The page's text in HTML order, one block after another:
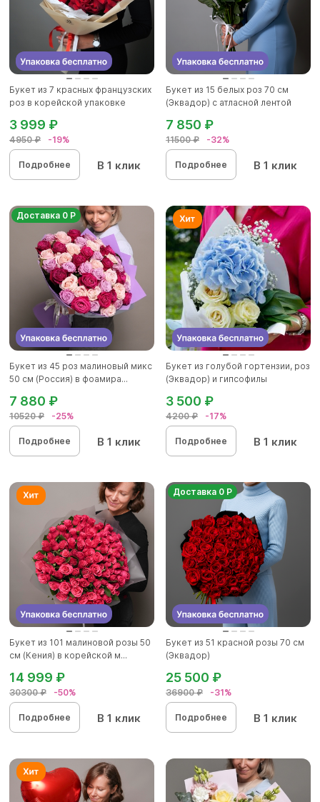
Букет из 7 красных французских
роз в корейской упаковке
4950 ₽ -19%
3 999 ₽
Подробнее В 1 клик
Букет из 15 белых роз 70 см
(Эквадор) с атласной лентой
11500 ₽ -32%
7 850 ₽
Подробнее В 1 клик
Доставка 0 Р
Букет из 45 роз малиновый микс
50 см (Россия) в фоамира...
10520 ₽ -25%
7 880 ₽
Подробнее В 1 клик
Букет из голубой гортензии, роз
(Эквадор) и гипсофилы
4200 ₽ -17%
3 500 ₽
Подробнее В 1 клик
Букет из 101 малиновой розы 50
см (Кения) в корейской м...
30300 ₽ -50%
14 999 ₽
Подробнее В 1 клик
Доставка 0 Р
Букет из 51 красной розы 70 см
(Эквадор)
36900 ₽ -31%
25 500 ₽
Подробнее В 1 клик